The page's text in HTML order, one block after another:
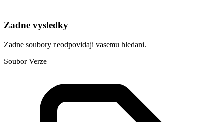
Zadne vysledky
Zadne soubory neodpovidaji vasemu hledani.
Soubor Verze